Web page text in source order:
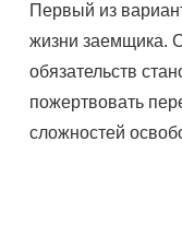
Первый из
жизни заемщика.
обязательств
пожертвовать
сложностей